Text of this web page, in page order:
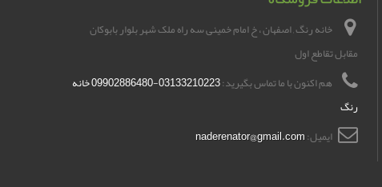
خانه رنگ , اصفهان ، خ امام خمینی سه راه ملک شهر بلوار بابوکان
مقابل تقاطع اول
هم اکنون با ما تماس بگیرید:
03133210223-09902886480 خانه
رنگ
ایمیل:naderenator@gmail.com